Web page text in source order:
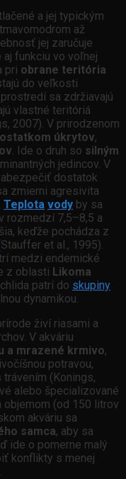
a jej typickým
až
jej zaručuje
funkciu vo voľnej
pri obrane teritória
do veľkosti
sa zdržiavajú
vlastné teritóriá
2007). V prirodzenom
úkrytov,
. Ide o druh so silným
jedincov. V
dostatok
zmierni agresivita
Teplota vody by sa
rozmedzí 7,5–8,5 a
keďže pochádza z
et al., 1995).
medzi endemické
z oblasti Likoma
patrí do skupiny
dynamikou.
živí riasami a
V akváriu
a mrazené krmivo,
potravou,
(Konings,
alebo špecializované
objemom (od 150 litrov
akváriu sa
samca, aby sa
ide o pomerne malý
konflikty s menej